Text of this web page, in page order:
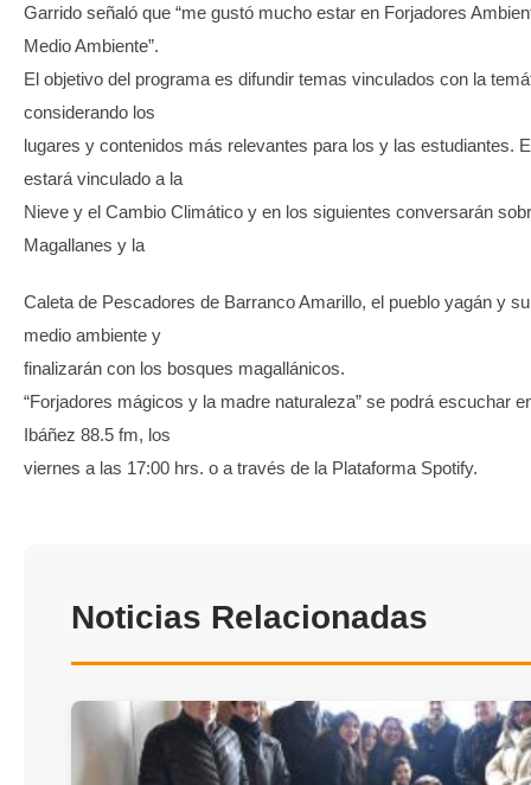
Garrido señaló que “me gustó mucho estar en Forjadores
Medio Ambiente”.
El objetivo del programa es difundir temas vinculados con la
considerando los
lugares y contenidos más relevantes para los y las estudiantes.
estará vinculado a la
Nieve y el Cambio Climático y en los siguientes conversarán
Magallanes y la
Caleta de Pescadores de Barranco Amarillo, el pueblo yagán y
medio ambiente y
finalizarán con los bosques magallánicos.
“Forjadores mágicos y la madre naturaleza” se podrá escuchar
Ibáñez 88.5 fm, los
viernes a las 17:00 hrs. o a través de la Plataforma Spotify.
Noticias Relacionadas